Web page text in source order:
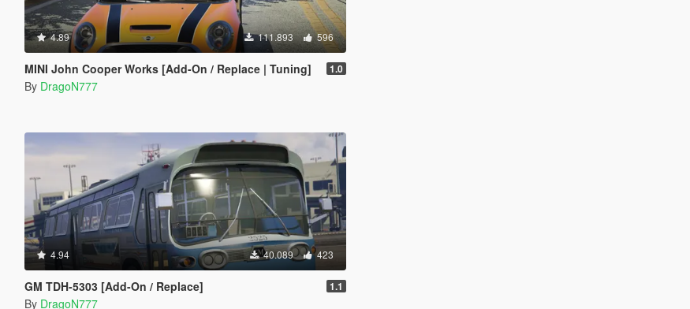
4.89 111.893 596
MINI John Cooper Works [Add-On / Replace | Tuning] 1.0
By DragoN777
4.94 40.089 423
GM TDH-5303 [Add-On / Replace] 1.1
By DragoN777